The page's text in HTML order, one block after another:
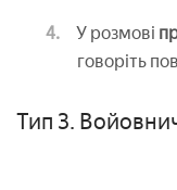
У розмові
говоріть
Тип 3.